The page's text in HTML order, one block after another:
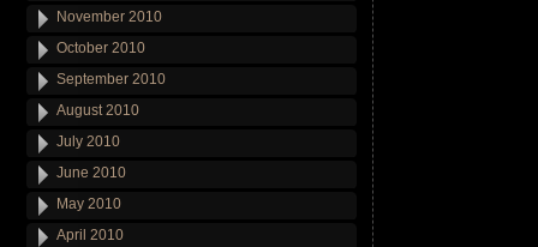
November 2010
October 2010
September 2010
August 2010
July 2010
June 2010
May 2010
April 2010